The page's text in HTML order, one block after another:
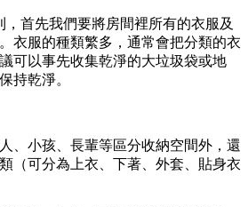
首先我們要將房間裡所有的衣服及
衣服的種類繁多，通常會把分類的衣
可以事先收集乾淨的大垃圾袋或地
持乾淨。
、小孩、長輩等區分收納空間外，還
（可分為上衣、下著、外套、貼身衣